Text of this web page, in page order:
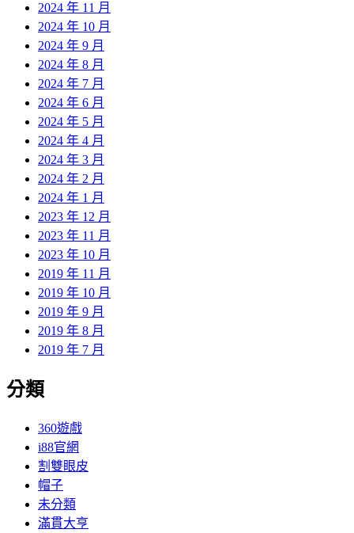
2024 年 11 月
2024 年 10 月
2024 年 9 月
2024 年 8 月
2024 年 7 月
2024 年 6 月
2024 年 5 月
2024 年 4 月
2024 年 3 月
2024 年 2 月
2024 年 1 月
2023 年 12 月
2023 年 11 月
2023 年 10 月
2019 年 11 月
2019 年 10 月
2019 年 9 月
2019 年 8 月
2019 年 7 月
分類
360遊戲
i88官網
割雙眼皮
帽子
未分類
滿貫大亨